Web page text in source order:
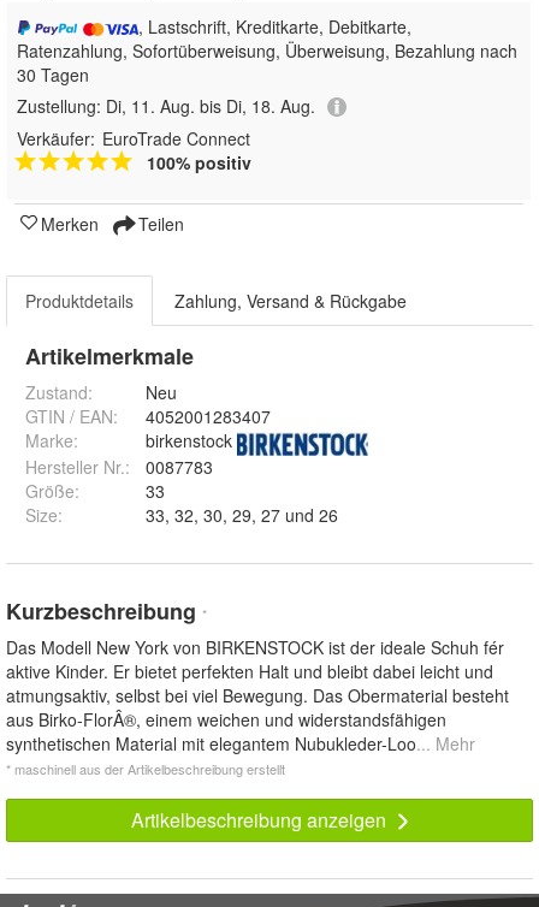
, Lastschrift, Kreditkarte, Debitkarte,
Ratenzahlung, Sofortüberweisung, Überweisung, Bezahlung nach
30 Tagen
Zustellung: Di, 11. Aug. bis Di, 18. Aug.
Verkäufer: EuroTrade Connect
100% positiv
Merken Teilen
Produktdetails Zahlung, Versand & Rückgabe
Artikelmerkmale
Zustand:
Neu
GTIN / EAN:
4052001283407
Marke:
birkenstock
Hersteller Nr.:
0087783
Größe:
33
Size: 33, 32, 30, 29, 27 und 26
Kurzbeschreibung *
Das Modell New York von BIRKENSTOCK ist der ideale Schuh fér
aktive Kinder. Er bietet perfekten Halt und bleibt dabei leicht und
atmungsaktiv, selbst bei viel Bewegung. Das Obermaterial besteht
aus Birko-FlorÂ®, einem weichen und widerstandsfähigen
synthetischen Material mit elegantem Nubukleder-Loo... Mehr
* maschinell aus der Artikelbeschreibung erstellt
Artikelbeschreibung anzeigen